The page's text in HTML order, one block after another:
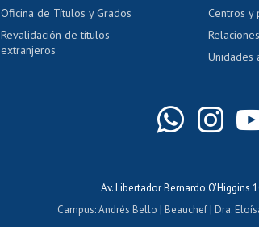
Oficina de Títulos y Grados
Revalidación de títulos
extranjeros
Centros y
Unidades
Av. Libertador Bernardo O'Higgins
Campus:Andrés Bello | Beauchef| Dra.